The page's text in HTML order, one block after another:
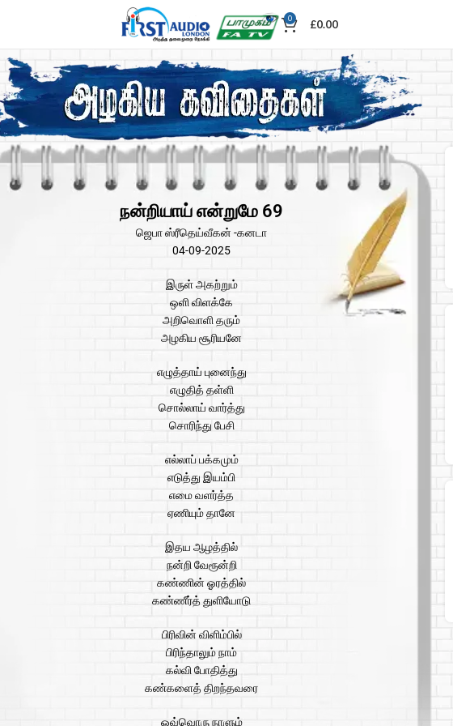
0 £0.00
நன்றியாய் என்றுமே 69
ஜெபா ஸ்ரீதெய்வீகன் -கனடா
04-09-2025
இருள் அகற்றும்
ஒளி விளக்கே
அறிவொளி தரும்
அழகிய சூரியனே
எழுத்தாய் புனைந்து
எழுதித் தள்ளி
சொல்லாய் வார்த்து
சொரிந்து பேசி
எல்லாப் பக்கமும்
எடுத்து இயம்பி
எமை வளர்த்த
ஏணியும் தானே
இதய ஆழத்தில்
நன்றி வேரூன்றி
கண்ணின் ஓரத்தில்
கண்ணீர்த் துளியோடு
பிரிவின் விளிம்பில்
பிரிந்தாலும் நாம்
கல்வி போதித்து
கண்களைத் திறந்தவரை
ஒவ்வொரு நாளும்